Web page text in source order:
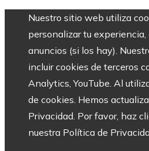
Nuestro sitio web utiliza
personalizar tu
anuncios (si los hay).
incluir cookies de terceros
Analytics, YouTube. Al
de cookies. Hemos
Privacidad. Por favor, haz
nuestra Política de